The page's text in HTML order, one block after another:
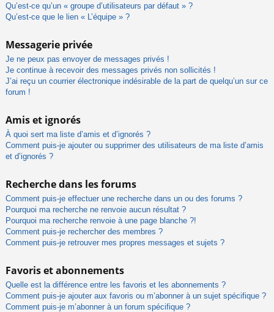
Qu’est-ce qu’un « groupe d’utilisateurs par défaut » ?
Qu’est-ce que le lien « L’équipe » ?
Messagerie privée
Je ne peux pas envoyer de messages privés !
Je continue à recevoir des messages privés non sollicités !
J’ai reçu un courrier électronique indésirable de la part de quelqu’un sur ce
forum !
Amis et ignorés
À quoi sert ma liste d’amis et d’ignorés ?
Comment puis-je ajouter ou supprimer des utilisateurs de ma liste d’amis
et d’ignorés ?
Recherche dans les forums
Comment puis-je effectuer une recherche dans un ou des forums ?
Pourquoi ma recherche ne renvoie aucun résultat ?
Pourquoi ma recherche renvoie à une page blanche ?!
Comment puis-je rechercher des membres ?
Comment puis-je retrouver mes propres messages et sujets ?
Favoris et abonnements
Quelle est la différence entre les favoris et les abonnements ?
Comment puis-je ajouter aux favoris ou m’abonner à un sujet spécifique ?
Comment puis-je m’abonner à un forum spécifique ?